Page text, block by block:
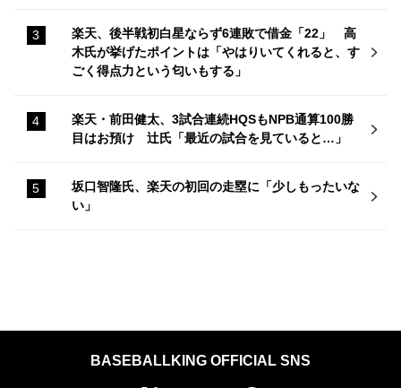
楽天、後半戦初白星ならず6連敗で借金「22」 高
木氏が挙げたポイントは「やはりいてくれると、す
ごく得点力という匂いもする」
楽天・前田健太、3試合連続HQSもNPB通算100勝
目はお預け 辻氏「最近の試合を見ていると…」
坂口智隆氏、楽天の初回の走塁に「少しもったいな
い」
BASEBALLKING OFFICIAL SNS